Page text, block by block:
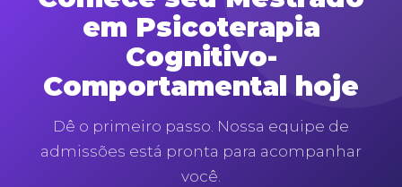
em Psicoterapia
Cognitivo-
Comportamental hoje
Dê o primeiro passo. Nossa equipe de
admissões está pronta para acompanhar
você.